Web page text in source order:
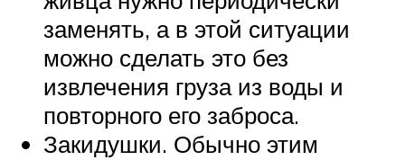
заменять, а в этой ситуации
можно сделать это без
извлечения груза из воды и
повторного его заброса.
Закидушки. Обычно этим